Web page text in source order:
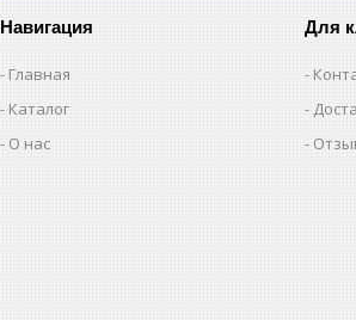
Навигация
Главная
Каталог
О нас
Для